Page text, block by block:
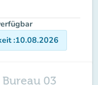
:10.08.2026
03